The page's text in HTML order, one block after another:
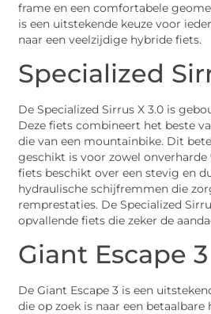
frame en een comfortabele
is een uitstekende keuze voor
naar een veelzijdige hybride fiets.
Specialized
De Specialized Sirrus X 3.0 is
Deze fiets combineert het beste
die van een mountainbike. Dit
geschikt is voor zowel onverharde
fiets beschikt over een stevig en
hydraulische schijfremmen die
remprestaties. De Specialized
opvallende fiets die zeker de
Giant Escape 3
De Giant Escape 3 is een
die op zoek is naar een betaalbare